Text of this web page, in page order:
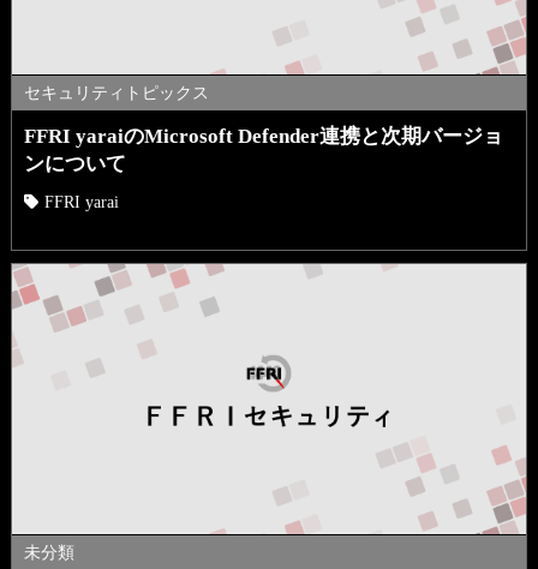
セキュリティトピックス
FFRI yaraiのMicrosoft Defender連携と次期バージョ
ンについて
FFRI yarai
未分類